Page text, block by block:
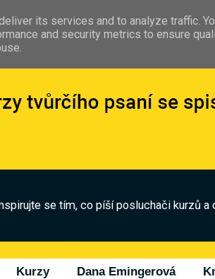
se tím, co píší posluchači kurzů a
Kurzy Dana Emingerová
its services and to analyze traffic.
and security metrics to ensure